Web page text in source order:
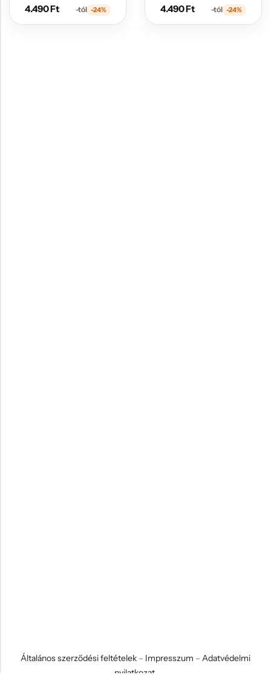
4.490Ft -tól -24% 4.490Ft -tól -24%
Általános szerződési feltételek – Impresszum – Adatvédelmi
nyilatkozat